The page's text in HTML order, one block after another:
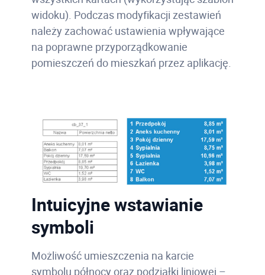
widoku). Podczas modyfikacji zestawień
należy zachować ustawienia wpływające
na poprawne przyporządkowanie
pomieszczeń do mieszkań przez aplikację.
Intuicyjne wstawianie
symboli
Możliwość umieszczenia na karcie
symbolu północy oraz podziałki liniowej –